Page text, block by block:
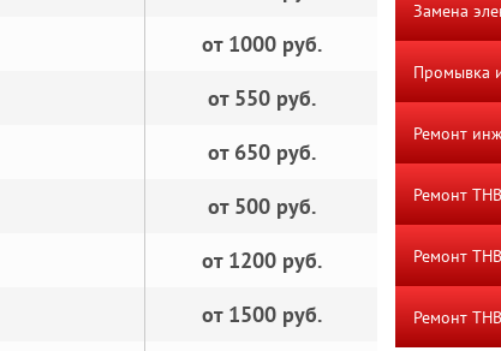
от 1000 руб.
от 550 руб.
от 650 руб.
от 500 руб.
от 1200 руб.
от 1500 руб.
Замена
Промывка
Ремонт
Ремонт
Ремонт
Ремонт